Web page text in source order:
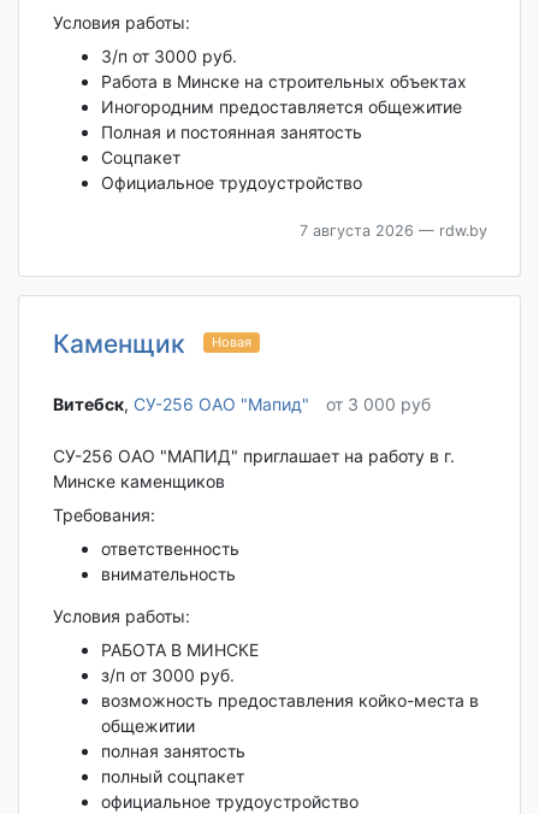
Условия работы:
З/п от 3000 руб.
Работа в Минске на строительных объектах
Иногородним предоставляется общежитие
Полная и постоянная занятость
Соцпакет
Официальное трудоустройство
7 августа 2026 — rdw.by
Каменщик Новая
Витебск‎, СУ-256 ОАО "Мапид" от 3 000 руб
СУ-256 ОАО "МАПИД" приглашает на работу в г.
Минске каменщиков
Требования:
ответственность
внимательность
Условия работы:
РАБОТА В МИНСКЕ
з/п от 3000 руб.
возможность предоставления койко-места в
общежитии
полная занятость
полный соцпакет
официальное трудоустройство